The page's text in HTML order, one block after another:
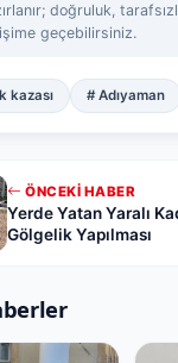
doğruluk,
geçebilirsiniz.
kazası # Adıyaman
ÖNCEKI HABER
Yerde Yatan Yaralı
Gölgelik Yapılması